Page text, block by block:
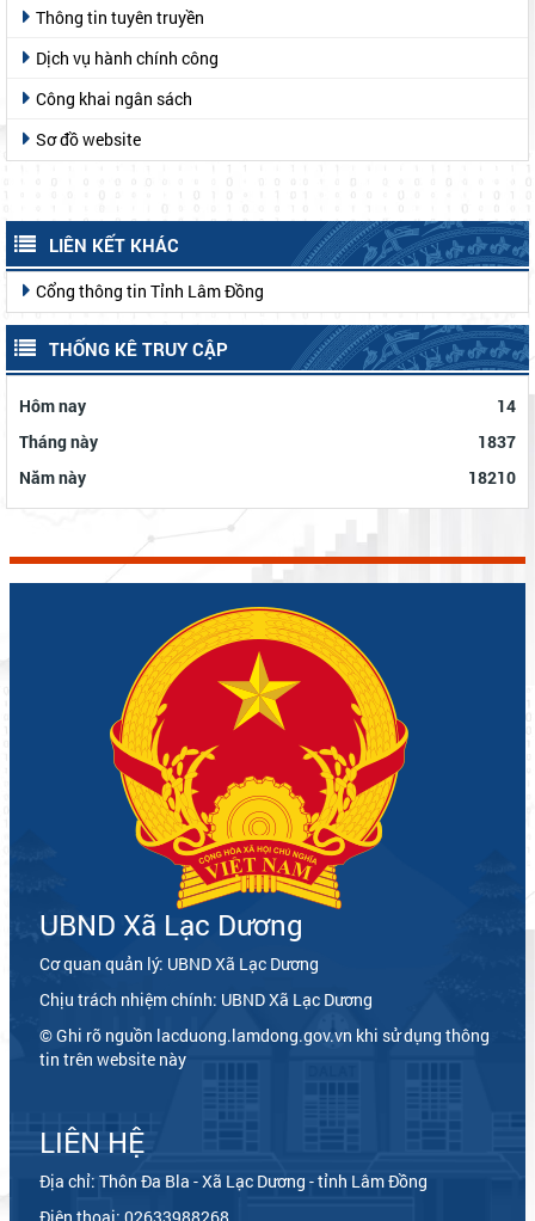
Thông tin tuyên truyền
Dịch vụ hành chính công
Công khai ngân sách
Sơ đồ website
LIÊN KẾT KHÁC
Cổng thông tin Tỉnh Lâm Đồng
THỐNG KÊ TRUY CẬP
Hôm nay
14
Tháng này
1837
Năm này
18210
UBND Xã Lạc Dương
Cơ quan quản lý: UBND Xã Lạc Dương
Chịu trách nhiệm chính: UBND Xã Lạc Dương
© Ghi rõ nguồn lacduong.lamdong.gov.vn khi sử dụng thông
tin trên website này
LIÊN HỆ
Địa chỉ: Thôn Đa Bla - Xã Lạc Dương - tỉnh Lâm Đồng